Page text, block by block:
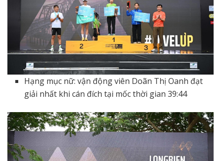
Hạng mục nữ: vận động viên Doãn Thị Oanh đạt
giải nhất khi cán đích tại mốc thời gian 39:44